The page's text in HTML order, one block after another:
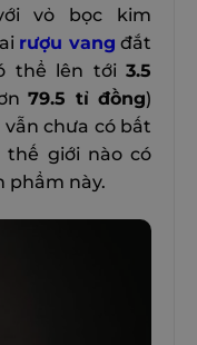
vỏ bọc kim
rượu vang đắt
thể lên tới 3.5
79.5 tỉ đồng)
chưa có bất
thế giới nào có
phẩm này.